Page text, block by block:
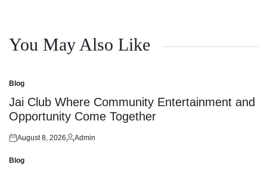
You May Also Like
Posted
in
Blog
Jai Club Where Community Entertainment and
Opportunity Come Together
Posted
August 8, 2026
Posted
Admin
Posted
Blog